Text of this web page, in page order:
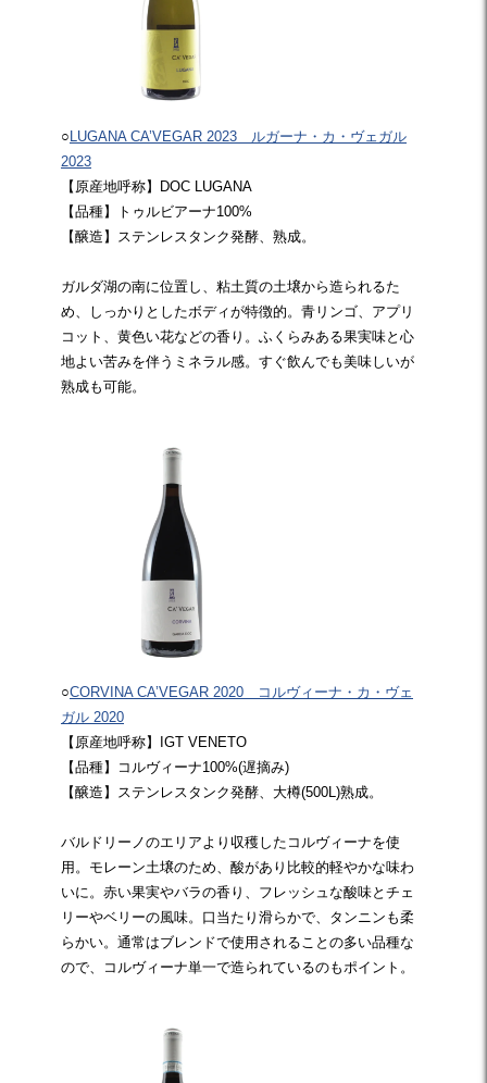
○ LUGANA CA’VEGAR 2023 ルガーナ・カ・ヴェガル
2023
【原産地呼称】DOC LUGANA
【品種】トゥルビアーナ100%
【醸造】ステンレスタンク発酵、熟成。
ガルダ湖の南に位置し、粘土質の土壌から造られるた
め、しっかりとしたボディが特徴的。青リンゴ、アプリ
コット、黄色い花などの香り。ふくらみある果実味と心
地よい苦みを伴うミネラル感。すぐ飲んでも美味しいが
熟成も可能。
○CORVINA CA’VEGAR 2020 コルヴィーナ・カ・ヴェ
ガル 2020
【原産地呼称】IGT VENETO
【品種】コルヴィーナ100%(遅摘み)
【醸造】ステンレスタンク発酵、大樽(500L)熟成。
バルドリーノのエリアより収穫したコルヴィーナを使
用。モレーン土壌のため、酸があり比較的軽やかな味わ
いに。赤い果実やバラの香り、フレッシュな酸味とチェ
リーやベリーの風味。口当たり滑らかで、タンニンも柔
らかい。通常はブレンドで使用されることの多い品種な
ので、コルヴィーナ単一で造られているのもポイント。